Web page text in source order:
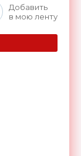
Добавить
в мою ленту